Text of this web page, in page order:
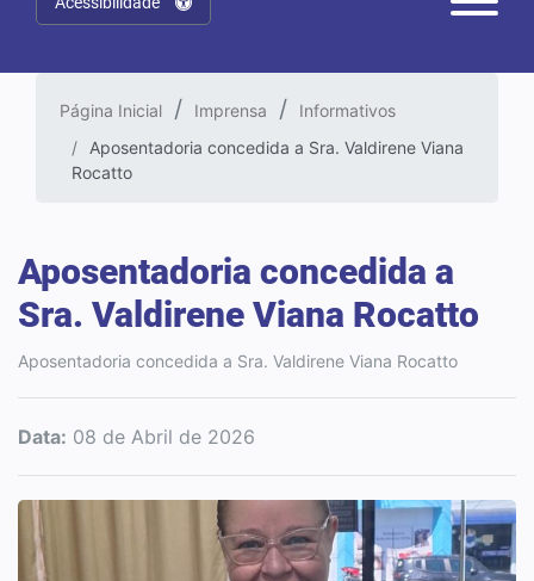
Página Inicial Imprensa
Informativos
Aposentadoria concedida a Sra. Valdirene Viana
Rocatto
Aposentadoria concedida a
Sra. Valdirene Viana Rocatto
Aposentadoria concedida a Sra. Valdirene Viana Rocatto
Data: 08 de Abril de 2026